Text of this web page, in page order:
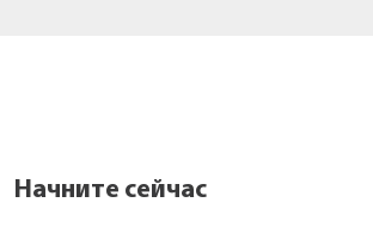
Начните сейчас